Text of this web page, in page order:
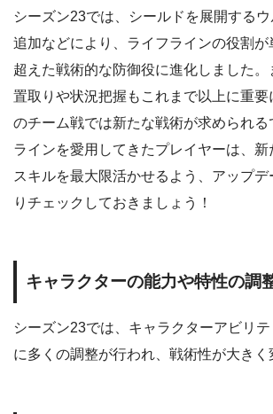
シーズン23では、シールドを展開する
追加などにより、ライフラインの役割が
超えた戦術的な防御役に進化しました
置取りや状況把握もこれまで以上に重要
のチーム戦では新たな戦術が求められる
ラインを愛用してきたプレイヤーは、新
スキルを最大限活かせるよう、アップ
りチェックしておきましょう！
キャラクターの能力や特性の調
シーズン23では、キャラクターアビリ
に多くの調整が行われ、戦術性が大きく